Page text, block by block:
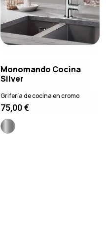
Monomando Cocina
Silver
Grifería de cocina en cromo
75,00€